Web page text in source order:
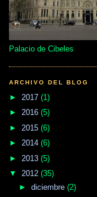
Palacio de Cibeles
ARCHIVO DEL BLOG
► 2017 (1)
► 2016 (5)
► 2015 (6)
► 2014 (6)
► 2013 (5)
▼ 2012 (35)
► diciembre (2)